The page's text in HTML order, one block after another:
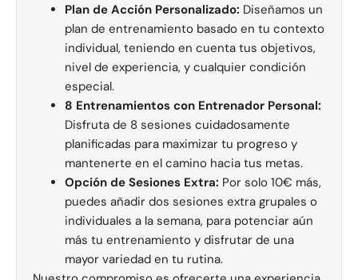
Plan de Acción Personalizado: Diseñamos un
plan de entrenamiento basado en tu contexto
individual, teniendo en cuenta tus objetivos,
nivel de experiencia, y cualquier condición
especial.
8 Entrenamientos con Entrenador Personal:
Disfruta de 8 sesiones cuidadosamente
planificadas para maximizar tu progreso y
mantenerte en el camino hacia tus metas.
Opción de Sesiones Extra: Por solo 10€ más,
puedes añadir dos sesiones extra grupales o
individuales a la semana, para potenciar aún
más tu entrenamiento y disfrutar de una
mayor variedad en tu rutina.